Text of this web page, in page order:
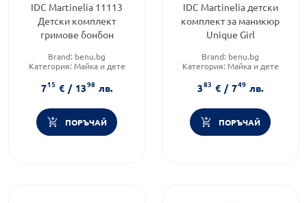
IDC Martinelia 11113
Детски комплект
гримове бонбон
Brand: benu.bg
Категория: Майка и дете
комплект
715 € / 1398 лв.
ПОРЪЧАЙ
IDC Martinelia детски
комплект за маникюр
Unique Girl
Brand: benu.bg
Категория: Майка и дете
комплект
383 € / 749 лв.
ПОРЪЧАЙ